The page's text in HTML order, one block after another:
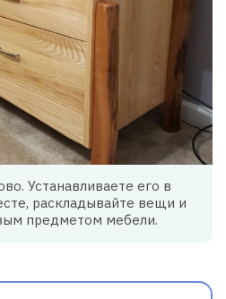
Устанавливаете его в
раскладывайте вещи и
предметом мебели.